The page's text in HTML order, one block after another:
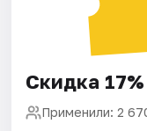
Скидка
Применили: 2